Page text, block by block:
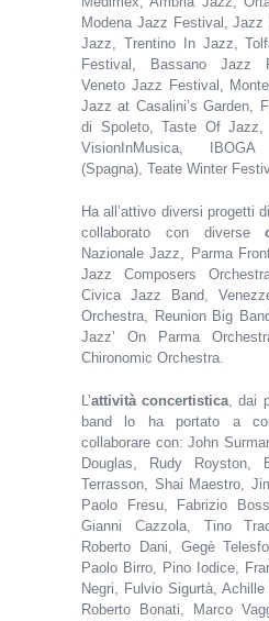
Modena Jazz Festival, Jazz
Jazz, Trentino In Jazz,
Festival, Bassano Jazz
Veneto Jazz Festival,
Jazz at Casalini’s Garden,
di Spoleto, Taste Of Jazz,
VisionInMusica,
(Spagna), Teate Winter
Ha all’attivo diversi progetti
collaborato con diverse
Nazionale Jazz, Parma
Jazz Composers
Civica Jazz Band,
Orchestra, Reunion Big
Jazz’ On Parma
Chironomic Orchestra.
L’attività concertistica, dai
band lo ha portato a
collaborare con: John
Douglas, Rudy Royston,
Terrasson, Shai Maestro,
Paolo Fresu, Fabrizio
Gianni Cazzola, Tino
Roberto Dani, Gegè
Paolo Birro, Pino Iodice,
Negri, Fulvio Sigurtà,
Roberto Bonati, Marco